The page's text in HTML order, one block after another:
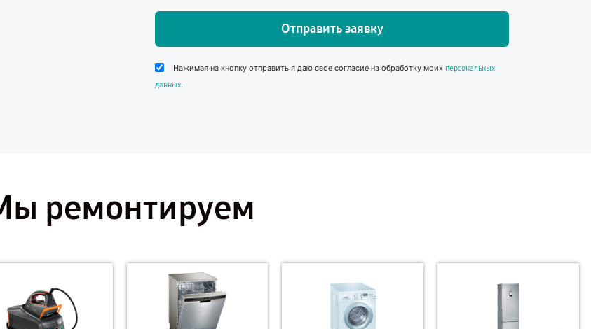
Отправить заявку
Нажимая на кнопку отправить я даю свое согласие на обработку моих персональных
данных.
ремонтируем